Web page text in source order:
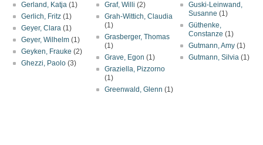
Gerland, Katja (1)
Gerlich, Fritz (1)
Geyer, Clara (1)
Geyer, Wilhelm (1)
Geyken, Frauke (2)
Ghezzi, Paolo (3)
Graf, Willi (2)
Grah-Wittich, Claudia
(1)
Grasberger, Thomas
(1)
Grave, Egon (1)
Graziella, Pizzorno
(1)
Greenwald, Glenn (1)
Guski-Leinwand,
Susanne (1)
Güthenke,
Constanze (1)
Gutmann, Amy (1)
Gutmann, Silvia (1)